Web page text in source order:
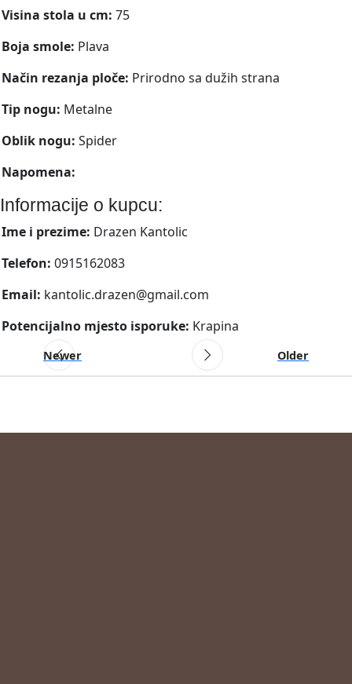
Visina stola u cm: 75
Boja smole: Plava
Način rezanja ploče: Prirodno sa dužih strana
Tip nogu: Metalne
Oblik nogu: Spider
Napomena:
Informacije o kupcu:
Ime i prezime: Drazen Kantolic
Telefon: 0915162083
Email: kantolic.drazen@gmail.com
Potencijalno mjesto isporuke: Krapina
Newer Older